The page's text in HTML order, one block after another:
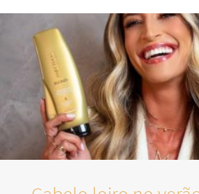
são fatores que podem prejudicar a
Porém, todos esses